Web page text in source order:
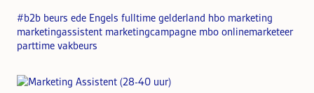
#b2b beurs ede Engels fulltime gelderland hbo marketing
marketingassistent marketingcampagne mbo onlinemarketeer
parttime vakbeurs